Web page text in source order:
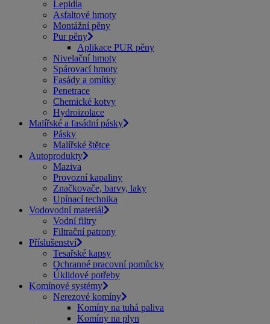
Lepidla
Asfaltové hmoty
Montážní pěny
Pur pěny
Aplikace PUR pěny
Nivelační hmoty
Spárovací hmoty
Fasády a omítky
Penetrace
Chemické kotvy
Hydroizolace
Malířské a fasádní pásky
Pásky
Malířské štětce
Autoprodukty
Maziva
Provozní kapaliny
Značkovače, barvy, laky
Upínací technika
Vodovodní materiál
Vodní filtry
Filtrační patrony
Příslušenství
Tesařské kapsy
Ochranné pracovní pomůcky
Úklidové potřeby
Komínové systémy
Nerezové komíny
Komíny na tuhá paliva
Komíny na plyn